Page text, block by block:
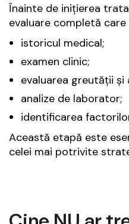
Înainte de inițierea
evaluare completă
istoricul medical;
examen clinic;
evaluarea greutății
analize de laborator;
identificarea
Această etapă este
celei mai potrivite